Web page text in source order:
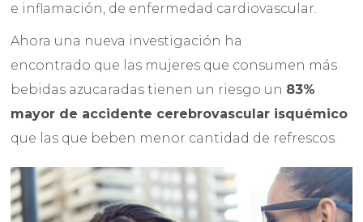
e inflamación, de enfermedad cardiovascular.
Ahora una nueva investigación ha
encontrado que las mujeres que consumen más
bebidas azucaradas tienen un riesgo un 83%
mayor de accidente cerebrovascular isquémico
que las que beben menor cantidad de refrescos.